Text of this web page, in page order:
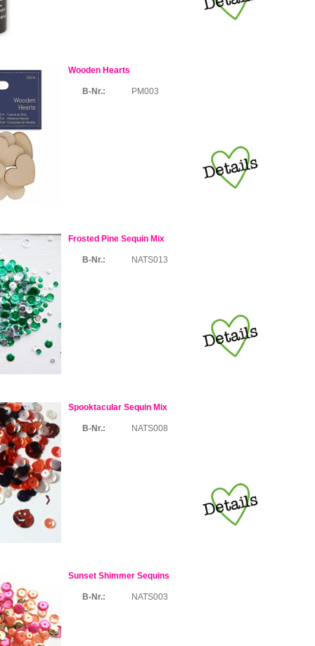
Wooden Hearts
B-Nr.: PM003
Frosted Pine Sequin Mix
B-Nr.: NATS013
Spooktacular Sequin Mix
B-Nr.: NATS008
Sunset Shimmer Sequins
B-Nr.: NATS003